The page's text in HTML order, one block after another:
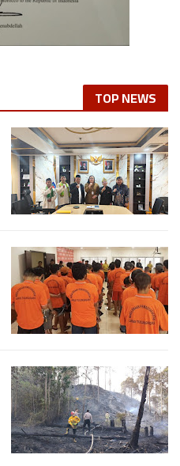
TOP NEWS